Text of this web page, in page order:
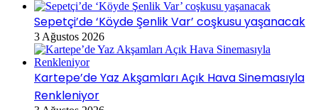
Sepetçi’de ‘Köyde Şenlik Var’ coşkusu yaşanacak
3 Ağustos 2026
Kartepe’de Yaz Akşamları Açık Hava Sinemasıyla
Renkleniyor